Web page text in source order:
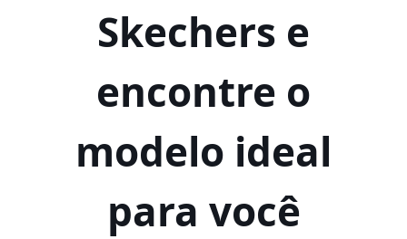
Skechers e
encontre o
modelo ideal
para você